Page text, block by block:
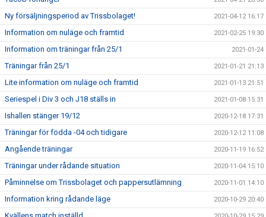
Ny försäljningsperiod av Trissbolaget! 2021-04-12 16:17
Information om nuläge och framtid 2021-02-25 19:30
Information om träningar från 25/1 2021-01-24
Träningar från 25/1 2021-01-21 21:13
Lite information om nuläge och framtid 2021-01-13 21:51
Seriespel i Div 3 och J18 ställs in 2021-01-08 15:31
Ishallen stänger 19/12 2020-12-18 17:31
Träningar för födda -04 och tidigare 2020-12-12 11:08
Angående träningar 2020-11-19 16:52
Träningar under rådande situation 2020-11-04 15:10
Påminnelse om Trissbolaget och pappersutlämning 2020-11-01 14:10
Information kring rådande läge 2020-10-29 20:40